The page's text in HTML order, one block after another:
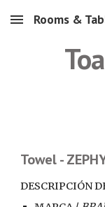
Skip to main
Rooms &
Towel -
DESCRIPCIÓN